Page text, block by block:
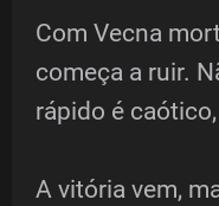
Com Vecna
começa a ruir.
rápido é
A vitória vem,